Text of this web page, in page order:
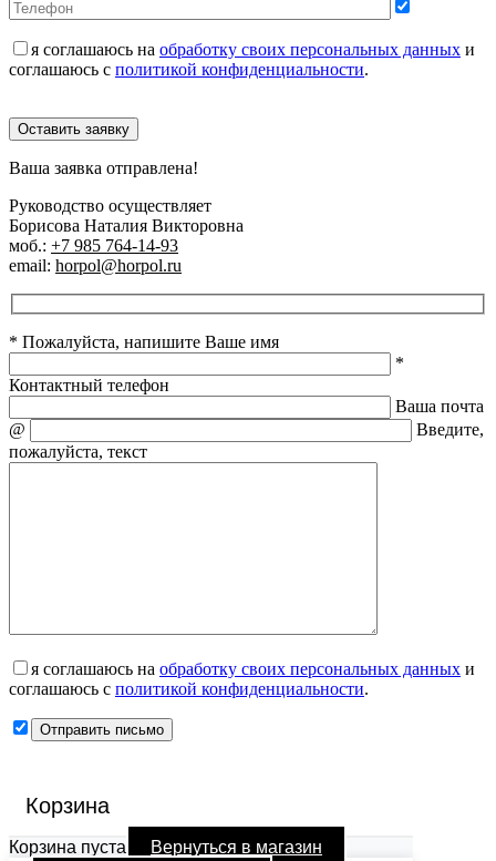
я соглашаюсь на обработку своих персональных данных и
соглашаюсь с политикой конфиденциальности.
Оставить заявку
Ваша заявка отправлена!
Руководство осуществляет
Борисова Наталия Викторовна
моб.: +7 985 764-14-93
email: horpol@horpol.ru
* Пожалуйста, напишите Ваше имя
*
Контактный телефон
Ваша почта
@
Введите,
пожалуйста, текст
я соглашаюсь на обработку своих персональных данных и
соглашаюсь с политикой конфиденциальности.
Корзина
Корзина пуста Вернуться в магазин